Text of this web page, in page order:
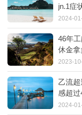
jn.1症
2024-
46年
休金
2023-
乙流
感超
2024-